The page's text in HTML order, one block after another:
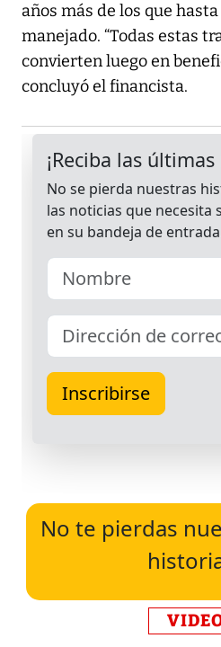
años más de los que
manejado. “Todas estas
convierten luego en
concluyó el financista.
No te pierdas